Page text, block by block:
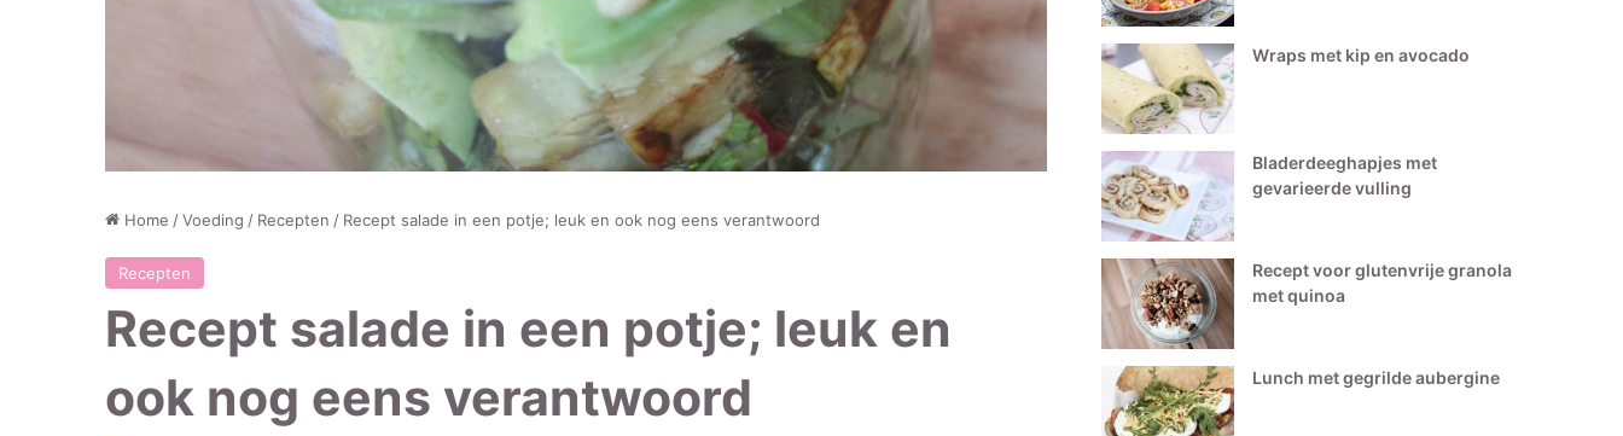
Home /Voeding / Recepten / Recept salade in een potje; leuk en ook nog eens verantwoord
Recepten
Recept salade in een potje; leuk en
ook nog eens verantwoord
Wraps met kip en avocado
Bladerdeeghapjes met
gevarieerde vulling
Recept voor glutenvrije granola
met quinoa
Lunch met gegrilde aubergine